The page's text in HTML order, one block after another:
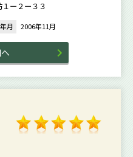
ー２ー３３
月 2006年11月